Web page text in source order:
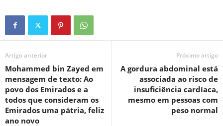
Artigo anterior
Mohammed bin Zayed em
mensagem de texto: Ao
povo dos Emirados e a
todos que consideram os
Emirados uma pátria, feliz
ano novo
Próximo artigo
A gordura abdominal está
associada ao risco de
insuficiência cardíaca,
mesmo em pessoas com
peso normal